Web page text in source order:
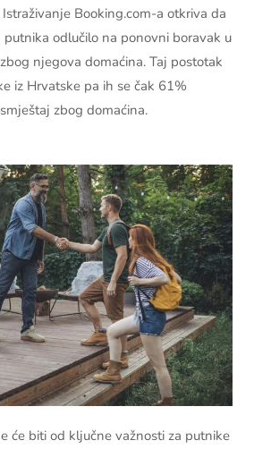
Booking.com-a otkriva da
odlučilo na ponovni boravak u
njegova domaćina. Taj postotak
iz Hrvatske pa ih se čak 61%
zbog domaćina.
će biti od ključne važnosti za putnike